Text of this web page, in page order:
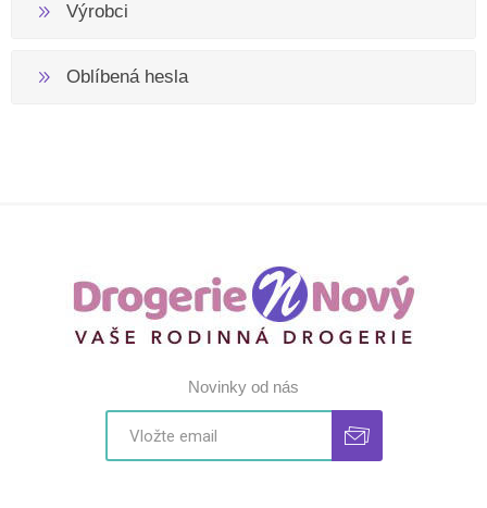
Výrobci
Oblíbená hesla
Novinky od nás